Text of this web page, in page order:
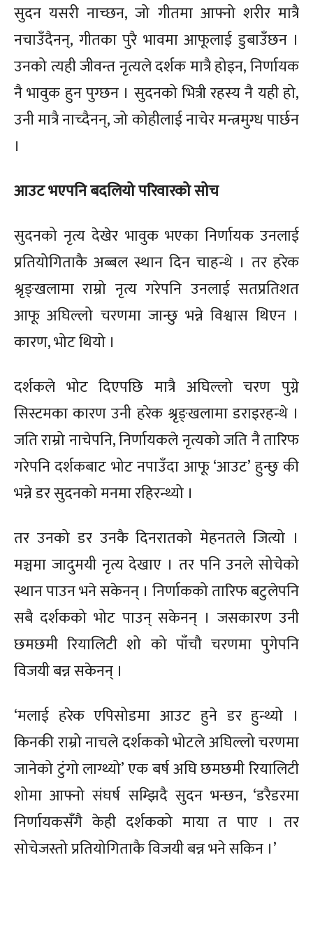
सुदन यसरी नाच्छन, जो गीतमा आफ्नो शरीर मात्रै
नचाउँदैनन्, गीतका पुरै भावमा आफूलाई डुबाउँछन ।
उनको त्यही जीवन्त नृत्यले दर्शक मात्रै होइन, निर्णायक
नै भावुक हुन पुग्छन । सुदनको भित्री रहस्य नै यही हो,
उनी मात्रै नाच्दैनन्, जो कोहीलाई नाचेर मन्त्रमुग्ध पार्छन
।
आउट भएपनि बदलियो परिवारको सोच
सुदनको नृत्य देखेर भावुक भएका निर्णायक उनलाई
प्रतियोगिताकै अब्बल स्थान दिन चाहन्थे । तर हरेक
श्रृङ्खलामा राम्रो नृत्य गरेपनि उनलाई सतप्रतिशत
आफू अघिल्लो चरणमा जान्छु भन्ने विश्वास थिएन ।
कारण, भोट थियो ।
दर्शकले भोट दिएपछि मात्रै अघिल्लो चरण पुग्ने
सिस्टमका कारण उनी हरेक श्रृङ्खलामा डराइरहन्थे ।
जति राम्रो नाचेपनि, निर्णायकले नृत्यको जति नै तारिफ
गरेपनि दर्शकबाट भोट नपाउँदा आफू ‘आउट’ हुन्छु की
भन्ने डर सुदनको मनमा रहिरन्थ्यो ।
तर उनको डर उनकै दिनरातको मेहनतले जित्यो ।
मञ्चमा जादुमयी नृत्य देखाए । तर पनि उनले सोचेको
स्थान पाउन भने सकेनन् । निर्णाकको तारिफ बटुलेपनि
सबै दर्शकको भोट पाउन् सकेनन् । जसकारण उनी
छमछमी रियालिटी शो को पाँचौ चरणमा पुगेपनि
विजयी बन्न सकेनन् ।
‘मलाई हरेक एपिसोडमा आउट हुने डर हुन्थ्यो ।
किनकी राम्रो नाचले दर्शकको भोटले अघिल्लो चरणमा
जानेको टुंगो लाग्थ्यो’ एक बर्ष अघि छमछमी रियालिटी
शोमा आफ्नो संघर्ष सम्झिदै सुदन भन्छन, ‘डरैडरमा
निर्णायकसँगै केही दर्शकको माया त पाए । तर
सोचेजस्तो प्रतियोगिताकै विजयी बन्न भने सकिन ।’